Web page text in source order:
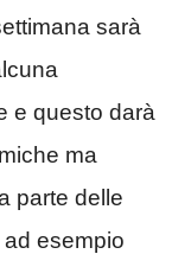
sarà
e questo darà
ma
parte delle
esempio